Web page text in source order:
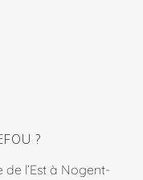
?
de l’Est à Nogent-